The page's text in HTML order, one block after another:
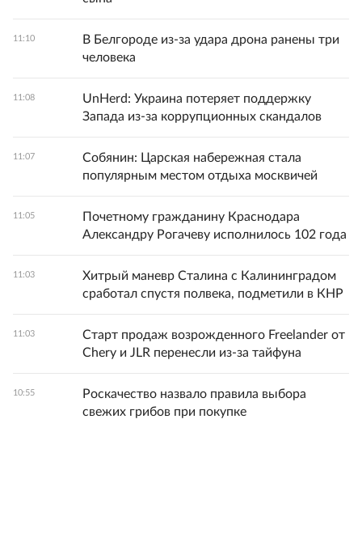
11:10
В Белгороде из-за удара дрона ранены три
человека
11:08
UnHerd: Украина потеряет поддержку
Запада из-за коррупционных скандалов
11:07
Собянин: Царская набережная стала
популярным местом отдыха москвичей
11:05
Почетному гражданину Краснодара
Александру Рогачеву исполнилось 102 года
11:03
Хитрый маневр Сталина с Калининградом
сработал спустя полвека, подметили в КНР
11:03
Старт продаж возрожденного Freelander от
Chery и JLR перенесли из-за тайфуна
10:55
Роскачество назвало правила выбора
свежих грибов при покупке